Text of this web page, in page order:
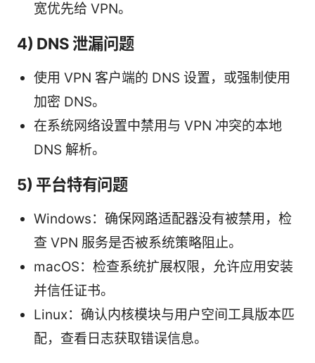
宽优先给 VPN。
4) DNS 泄漏问题
使用 VPN 客户端的 DNS 设置，或强制使用
加密 DNS。
在系统网络设置中禁用与 VPN 冲突的本地
DNS 解析。
5) 平台特有问题
Windows：确保网路适配器没有被禁用，检
查 VPN 服务是否被系统策略阻止。
macOS：检查系统扩展权限，允许应用安装
并信任证书。
Linux：确认内核模块与用户空间工具版本匹
配，查看日志获取错误信息。